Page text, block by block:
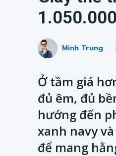
Minh Trung
Ở tầm giá
đủ êm, đủ
hướng đến
xanh navy
để mang